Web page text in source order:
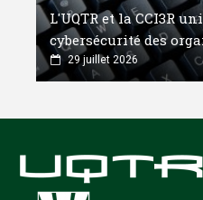
L'UQTR et la CCI3R
cybersécurité des
29 juillet 2026